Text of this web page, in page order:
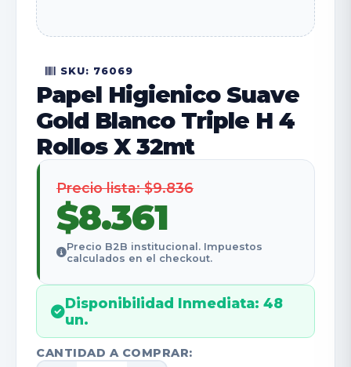
SKU: 76069
Papel Higienico Suave
Gold Blanco Triple H 4
Rollos X 32mt
Precio lista: $9.836
$8.361
Precio B2B institucional. Impuestos
calculados en el checkout.
Disponibilidad Inmediata: 48
un.
CANTIDAD A COMPRAR: